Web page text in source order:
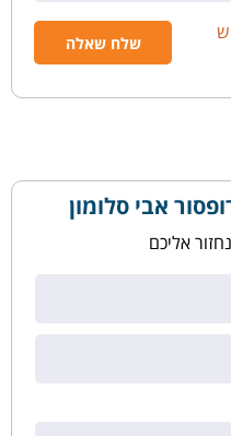
אבי סלומון
אליכם